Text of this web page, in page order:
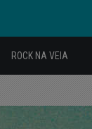
ROCK NA VEIA